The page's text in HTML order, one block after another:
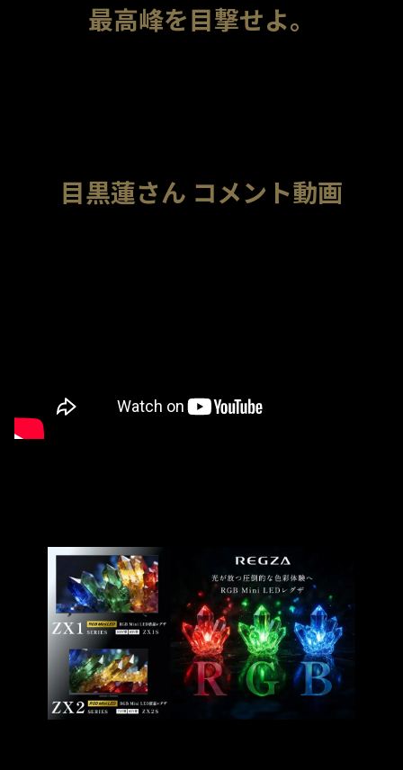
最高峰を目撃せよ。
目黒蓮さん コメント動画